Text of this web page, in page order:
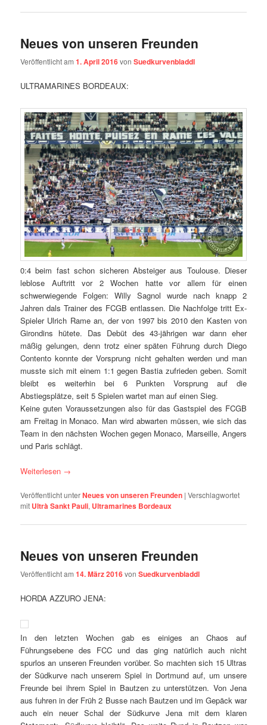
Neues von unseren Freunden
Veröffentlicht am1. April 2016vonSuedkurvenbladdl
ULTRAMARINES BORDEAUX:
0:4 beim fast schon sicheren Absteiger aus Toulouse. Dieser
leblose Auftritt vor 2 Wochen hatte vor allem für einen
schwerwiegende Folgen: Willy Sagnol wurde nach knapp 2
Jahren dals Trainer des FCGB entlassen. Die Nachfolge tritt Ex-
Spieler Ulrich Rame an, der von 1997 bis 2010 den Kasten von
Girondins hütete. Das Debüt des 43-jährigen war dann eher
mäßig gelungen, denn trotz einer späten Führung durch Diego
Contento konnte der Vorsprung nicht gehalten werden und man
musste sich mit einem 1:1 gegen Bastia zufrieden geben. Somit
bleibt es weiterhin bei 6 Punkten Vorsprung auf die
Abstiegsplätze, seit 5 Spielen wartet man auf einen Sieg.
Keine guten Voraussetzungen also für das Gastspiel des FCGB
am Freitag in Monaco. Man wird abwarten müssen, wie sich das
Team in den nächsten Wochen gegen Monaco, Marseille, Angers
und Paris schlägt.
Weiterlesen →
Veröffentlicht unterNeues von unseren Freunden |Verschlagwortet
mit Ultrà Sankt Pauli, Ultramarines Bordeaux
Neues von unseren Freunden
Veröffentlicht am14. März 2016vonSuedkurvenbladdl
HORDA AZZURO JENA:
In den letzten Wochen gab es einiges an Chaos auf
Führungsebene des FCC und das ging natürlich auch nicht
spurlos an unseren Freunden vorüber. So machten sich 15 Ultras
der Südkurve nach unserem Spiel in Dortmund auf, um unsere
Freunde bei ihrem Spiel in Bautzen zu unterstützen. Von Jena
aus fuhren in der Früh 2 Busse nach Bautzen und im Gepäck war
auch ein neuer Schal der Südkurve Jena mit dem klaren